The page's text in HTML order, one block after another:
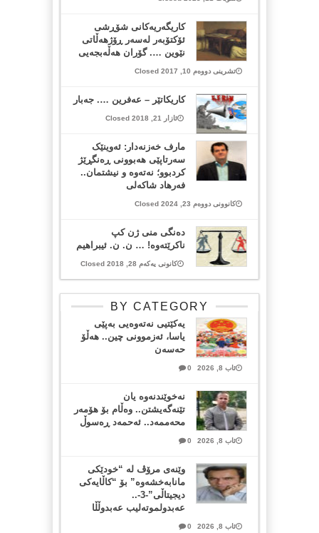
کاریگەریەکانی شۆڕشی
ئۆکتۆبەر لەسەر ڕۆژهەڵاتی
نێوین …. گۆران هەڵەبجەیی
تشرینی دووەم 10, 2017 Closed
کاریکاتێر – عەفرین …. جەبار
ئازار 21, 2018 Closed
مارف خەزنەدار: ئەوینێک
سەرتاپێی هەبوونی ڕەنگڕێژ
کردبوو؛ نەتەوە و نیشتمان..
فەرهاد شاکەلی
کانوونی دووەم 23, 2024 Closed
دەنگی منی ژن کپ
ناکرێتەوە! … ن. ن. ئیبراهیم
کانونی یەکەم 28, 2018 Closed
BY CATEGORY
یەکێتیی نەتەوەیی بەپێی
یاسا، ئەزموونی چین.. هەڵۆ
حەسەن
ئاب 8, 2026 0
نەخوێندنەوە یان
تێنەگەیشتن.. وەڵام بۆ هۆمەر
محەممەد.. ئەحمەد ڕەسوڵ
ئاب 8, 2026 0
وێنەی مرۆڤ لە “خودێکی
مانابەخشەوە” بۆ “کاڵایەکی
دیجیتاڵی”-3-..
عەبدولموتەلیب عەبدوڵڵا
ئاب 8, 2026 0